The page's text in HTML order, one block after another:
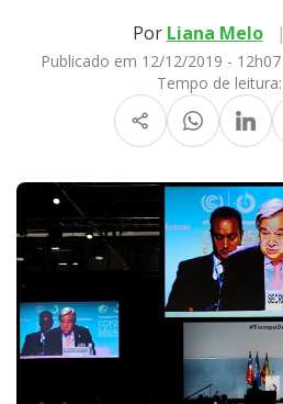
Por Liana Melo |
Publicado em 12/12/2019 - 12h07
Tempo de leitura: